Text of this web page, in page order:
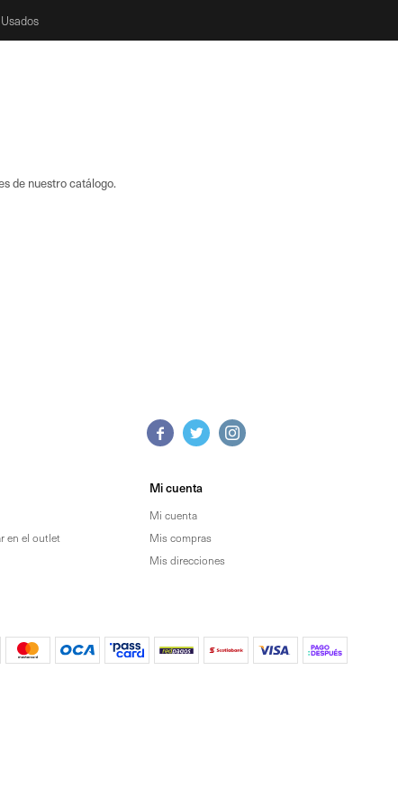
Usados
de nuestro catálogo.
  
en el outlet
Mi cuenta
Mi cuenta
Mis compras
Mis direcciones